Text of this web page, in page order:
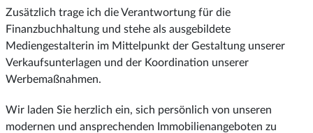
Zusätzlich trage ich die Verantwortung für die
Finanzbuchhaltung und stehe als ausgebildete
Mediengestalterin im Mittelpunkt der Gestaltung unserer
Verkaufsunterlagen und der Koordination unserer
Werbemaßnahmen.
Wir laden Sie herzlich ein, sich persönlich von unseren
modernen und ansprechenden Immobilienangeboten zu